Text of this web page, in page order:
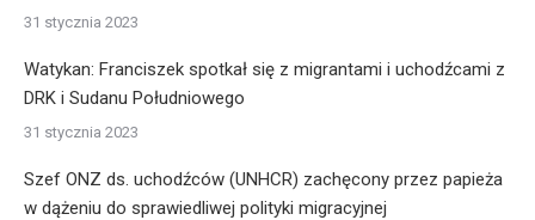
31 stycznia 2023
Watykan: Franciszek spotkał się z migrantami i uchodźcami z
DRK i Sudanu Południowego
31 stycznia 2023
Szef ONZ ds. uchodźców (UNHCR) zachęcony przez papieża
w dążeniu do sprawiedliwej polityki migracyjnej